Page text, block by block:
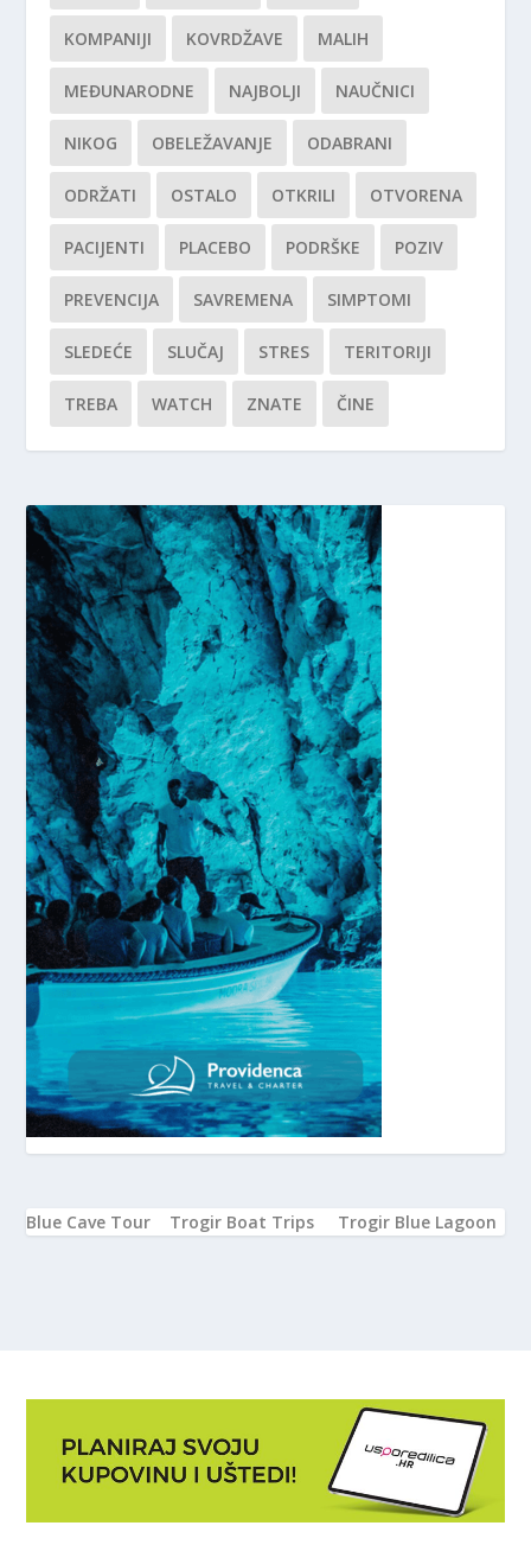
KOMPANIJI KOVRDŽAVE MALIH
MEĐUNARODNE NAJBOLJI NAUČNICI
NIKOG OBELEŽAVANJE ODABRANI
ODRŽATI OSTALO OTKRILI OTVORENA
PACIJENTI PLACEBO PODRŠKE POZIV
PREVENCIJA SAVREMENA SIMPTOMI
SLEDEĆE SLUČAJ STRES TERITORIJI
TREBA WATCH ZNATE ČINE
Blue Cave Tour Trogir Boat Trips Trogir Blue Lagoon